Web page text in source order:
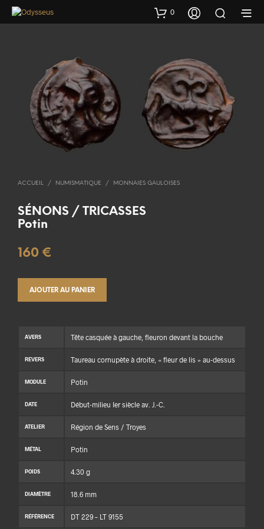
0
ACCUEIL / NUMISMATIQUE / MONNAIES GAULOISES
SÉNONS / TRICASSES
Potin
160 €
AJOUTER AU PANIER
AVERS Tête casquée à gauche, fleuron devant la bouche
REVERS Taureau cornupète à droite, « fleur de lis » au-dessus
MODULE Potin
DATE Début-milieu Ier siècle av. J.-C.
ATELIER Région de Sens / Troyes
MÉTAL Potin
POIDS 4.30 g
DIAMÈTRE 18.6 mm
RÉFÉRENCE DT 229 – LT 9155